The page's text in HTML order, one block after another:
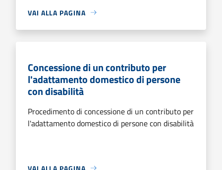
VAI ALLA PAGINA
Concessione di un contributo per
l'adattamento domestico di persone
con disabilità
Procedimento di concessione di un contributo per
l'adattamento domestico di persone con disabilità